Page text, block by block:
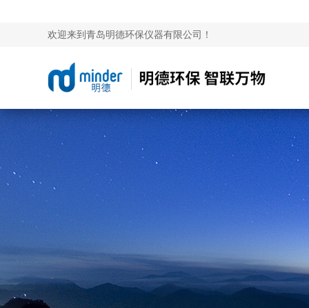
欢迎来到青岛明德环保仪器有限公司！